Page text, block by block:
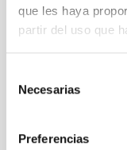
que les haya
partir del uso que
Necesarias
Preferencias
AMANAR 2025